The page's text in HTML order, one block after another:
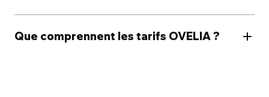
donc libre de venir avec vos affaires et de décorer
Que comprennent les tarifs OVELIA ?